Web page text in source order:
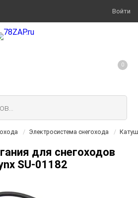
Войти
0
/ Электросистема снегохода /
для снегоходов
SU-01182